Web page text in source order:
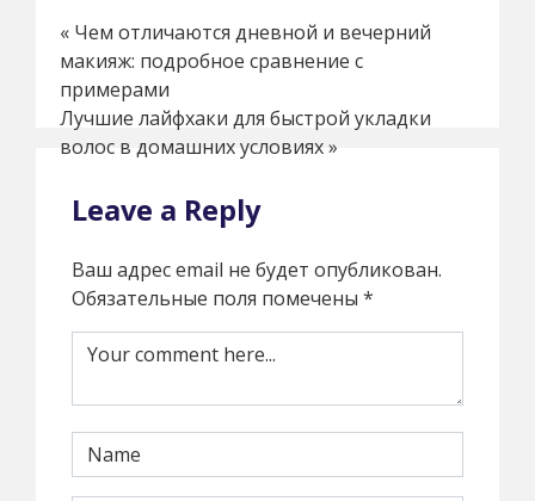
« Чем отличаются дневной и вечерний
макияж: подробное сравнение с
примерами
Лучшие лайфхаки для быстрой укладки
волос в домашних условиях»
Leave a Reply
Ваш адрес email не будет опубликован.
Обязательные поля помечены *